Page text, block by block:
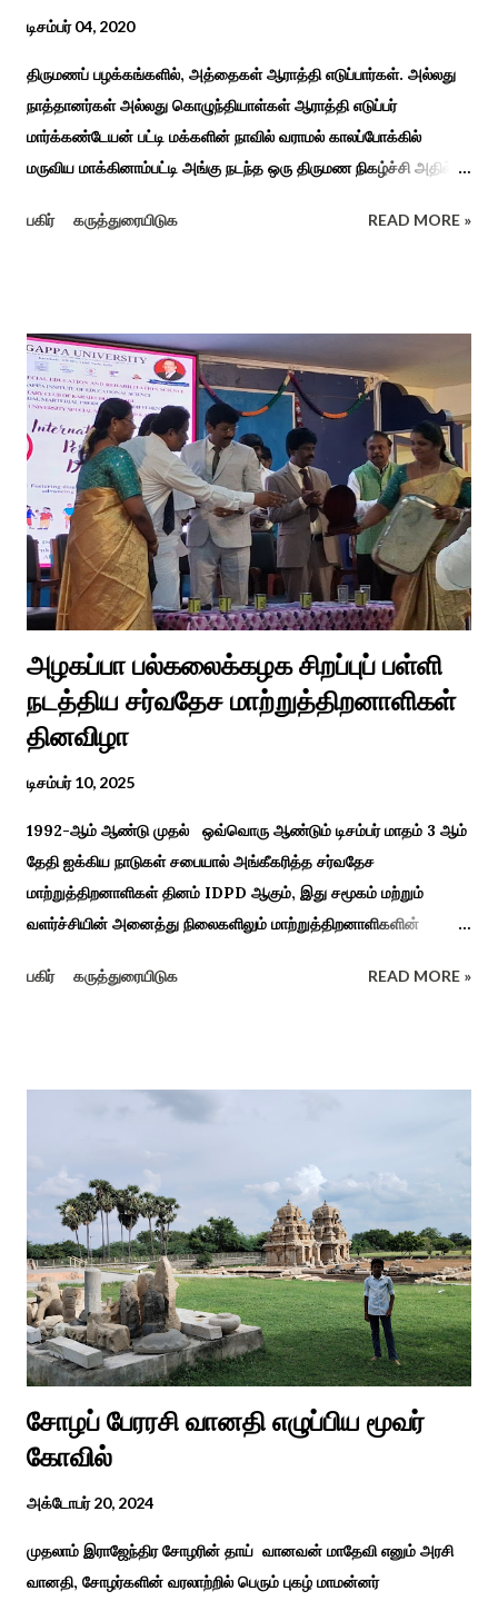
டிசம்பர் 04, 2020
திருமணப் பழக்கங்களில், அத்தைகள் ஆராத்தி எடுப்பார்கள். அல்லது
நாத்தானர்கள் அல்லது கொழுந்தியாள்கள் ஆராத்தி எடுப்பர்
மார்க்கண்டேயன் பட்டி மக்களின் நாவில் வராமல் காலப்போக்கில்
மருவிய மாக்கினாம்பட்டி அங்கு நடந்த ஒரு திருமண நிகழ்ச்சி அதில்
ஆராத்தியெடுத்த கொழுந்தியாள்கள் பாடிய ஆராத்தி பாட்டு ஒன்று 30
வைரலாகிகி யது. தமிழகத்தில் ஒவ்வொரு குடும்பத்திற்கும் திருமணப்
பழக்க வழக்கங்கள் ஜாதிய சமூக ரீதியாக வேறுபடும். அந்த வகையில்,
ஆராத்தி எடுக்கும் முறையும் சற்று வேறுபடுடன் தான் இருக்கும்.அப்படி
திருமணம் ஒன்றில் கொழுந்தியாள்கள் மூன்று பேர் இணைந்து
மாப்பிள்ளைக்கு ஆராத்தி எடுத்துள்ளனர். அப்போது மாப்பிள்ளையைக்
கேலியாக நகைச்சுவை உணர்வு பொங்க பாடிய வரிகளை வைத்து
அவர்கள் பாடிய பாடல் இணையதளத்தில் வைரலாகிறது.“மாடு மேய்த்த
மச்சான்” என...
பகிர் கருத்துரையிடுக READ MORE »
அழகப்பா பல்கலைக்கழக சிறப்புப் பள்ளி
நடத்திய சர்வதேச மாற்றுத்திறனாளிகள்
தினவிழா
டிசம்பர் 10, 2025
1992-ஆம் ஆண்டு முதல் ஒவ்வொரு ஆண்டும் டிசம்பர் மாதம் 3 ஆம்
தேதி ஐக்கிய நாடுகள் சபையால் அங்கீகரித்த சர்வதேச
மாற்றுத்திறனாளிகள் தினம் IDPD ஆகும், இது சமூகம் மற்றும்
வளர்ச்சியின் அனைத்து நிலைகளிலும் மாற்றுத்திறனாளிகளின்
நோக்கமாகக் கொண்டது. சமூகத்தில் மாற்றுத்திறனாளிகளின்
நிகழ்ச்சிகள், கருத்தரங்குகள் மற்றும் உதவிகள் வழங்கும் விழாக்கள்
பல்கலைக்கழகத்தின் சிறப்புக் கல்வி மற்றும் மறுவாழ்வு அறிவியல்
துறை, மற்றும் டாக்டர் அழகப்பா கல்வி அறிவியல் நிறுவனம் , மற்றும்
காரைக்குடி ஹெரிடேஜ் ரோட்டரி கிளப், மற்றும் மாற்றுத்
திறனாளிகளுக்கான மல்டிமோடல் மெட்டீரியல் உற்பத்திக்கான மையம்,
மற்றும் ஐடி மற்றும் ஆட்டிசத்திற்கான அழகப்பா பல்கலைக்கழக
சிறப்புப் பள்ளி சார்பில் இந்த ஆணடு விழா சர்வதேச மாற்று...
பகிர் கருத்துரையிடுக READ MORE »
சோழப் பேரரசி வானதி எழுப்பிய மூவர்
கோவில்
அக்டோபர் 20, 2024
முதலாம் இராஜேந்திர சோழரின் தாய் வானவன் மாதேவி எனும் அரசி
வானதி, சோழர்களின் வரலாற்றில் பெரும் புகழ் மாமன்னர்